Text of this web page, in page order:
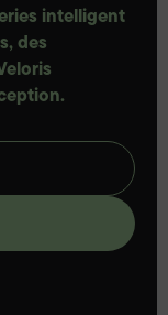
intelligent
des